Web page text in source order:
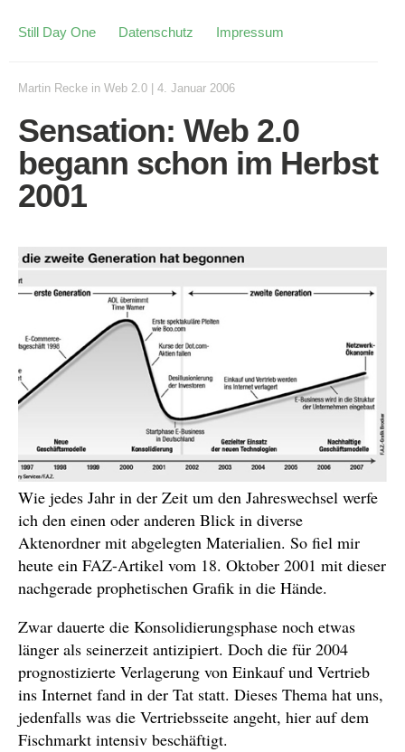
Still Day One Datenschutz Impressum
Martin Recke in Web 2.0 4. Januar 2006
Sensation: Web 2.0
begann schon im Herbst
2001
Wie jedes Jahr in der Zeit um den Jahreswechsel werfe
ich den einen oder anderen Blick in diverse
Aktenordner mit abgelegten Materialien. So fiel mir
heute ein FAZ-Artikel vom 18. Oktober 2001 mit dieser
nachgerade prophetischen Grafik in die Hände.
Zwar dauerte die Konsolidierungsphase noch etwas
länger als seinerzeit antizipiert. Doch die für 2004
prognostizierte Verlagerung von Einkauf und Vertrieb
ins Internet fand in der Tat statt. Dieses Thema hat uns,
jedenfalls was die Vertriebsseite angeht, hier auf dem
Fischmarkt intensiv beschäftigt.